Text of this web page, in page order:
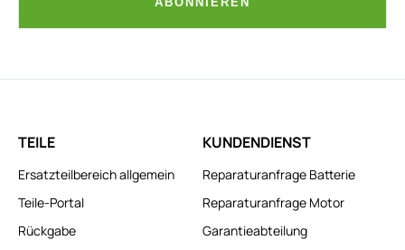
TEILE
Ersatzteilbereich allgemein
Teile-Portal
Rückgabe
KUNDENDIENST
Reparaturanfrage Batterie
Reparaturanfrage Motor
Garantieabteilung